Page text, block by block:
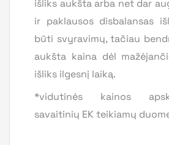
išliks aukšta arba net dar
ir paklausos disbalansas
būti svyravimų, tačiau
aukšta kaina dėl
išliks ilgesnį laiką.
*vidutinės kainos
savaitinių EK teikiamų